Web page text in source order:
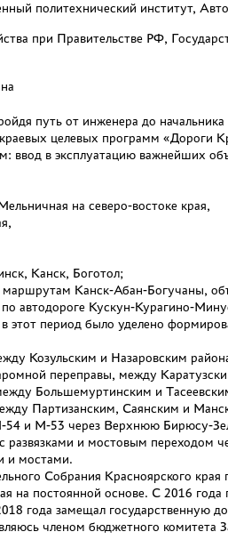
политехнический институт,
при Правительстве РФ,
путь от инженера до
целевых программ «Дороги
ввод в эксплуатацию важнейших
на северо-востоке края,
Канск, Боготол;
Канск-Абан-Богучаны,
автодороге Кускун-Курагино-
этот период было уделено
Козульским и Назаровским
переправы, между
Большемуртинским и
Партизанским, Саянским и
54 и М-53 через Верхнюю Бирюсу-
и мостовым переходом
и мостами.
Собрания Красноярского
на постоянной основе. С 2016
года замещал государственную
членом бюджетного комитета